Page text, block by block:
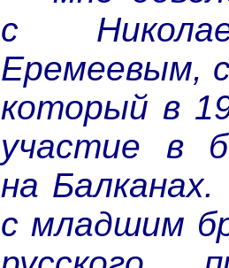
с
Еремеевым,
который в
участие в
на
с младшим